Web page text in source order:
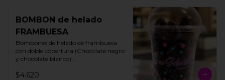
BOMBON de helado
FRAMBUESA
Bombones de helado de frambuesa
con doble cobertura (Chocolate negro
y chocolate blanco)
15 unidades aprox
$4.620